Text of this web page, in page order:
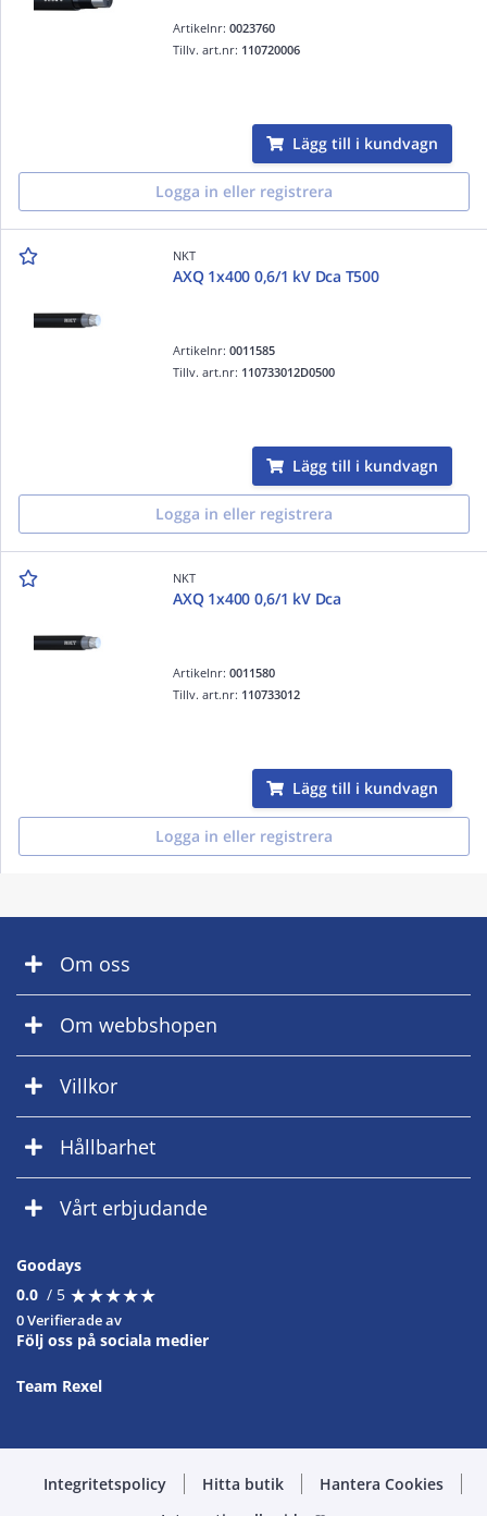
Artikelnr:0023760
Tillv. art.nr: 110720006
Lägg till i kundvagn
Logga in eller registrera
NKT
AXQ 1x400 0,6/1 kV Dca T500
Artikelnr:0011585
Tillv. art.nr: 110733012D0500
Lägg till i kundvagn
Logga in eller registrera
NKT
AXQ 1x400 0,6/1 kV Dca
Artikelnr:0011580
Tillv. art.nr: 110733012
Lägg till i kundvagn
Logga in eller registrera
Om oss
Om webbshopen
Villkor
Hållbarhet
Vårt erbjudande
Goodays
0.0 / 5 ★★★★★
★★★★★
0 Verifierade av
Följ oss på sociala medier
Team Rexel
Integritetspolicy Hitta butik
Hantera Cookies